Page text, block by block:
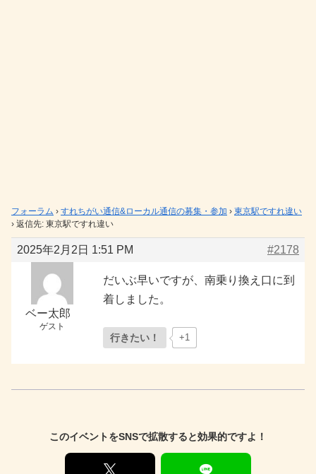
フォーラム › すれちがい通信&ローカル通信の募集・参加 › 東京駅ですれ違い
› 返信先: 東京駅ですれ違い
2025年2月2日 1:51 PM #2178
ベー太郎
ゲスト
だいぶ早いですが、南乗り換え口に到
着しました。
行きたい！ +1
このイベントをSNSで拡散すると効果的ですよ！